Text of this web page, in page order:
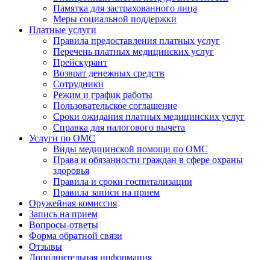
Памятка для застрахованного лица
Меры социальной поддержки
Платные услуги
Правила предоставления платных услуг
Перечень платных медицинских услуг
Прейскурант
Возврат денежных средств
Сотрудники
Режим и график работы
Пользовательское соглашение
Сроки ожидания платных медицинских услуг
Справка для налогового вычета
Услуги по ОМС
Виды медицинской помощи по ОМС
Права и обязанности граждан в сфере охраны
здоровья
Правила и сроки госпитализации
Правила записи на прием
Оружейная комиссия
Запись на прием
Вопросы-ответы
Форма обратной связи
Отзывы
Дополнительная информация